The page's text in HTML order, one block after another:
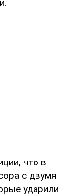
что в
с двумя
ударили